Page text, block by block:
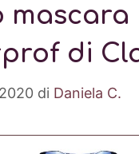
mascara
di
di Daniela C.